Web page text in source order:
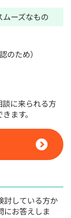
ムーズなもの
のため）
談に来られる方
ます。
討している方か
にお答えしま